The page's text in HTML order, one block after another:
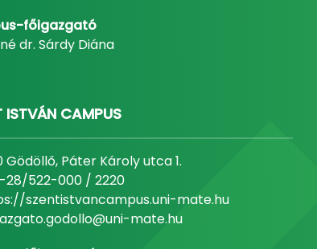
főigazgató
dr. Sárdy Diána
ISTVÁN CAMPUS
Gödöllő, Páter Károly utca 1.
28/522-000 / 2220
szentistvancampus.uni-mate.hu
mate.hu